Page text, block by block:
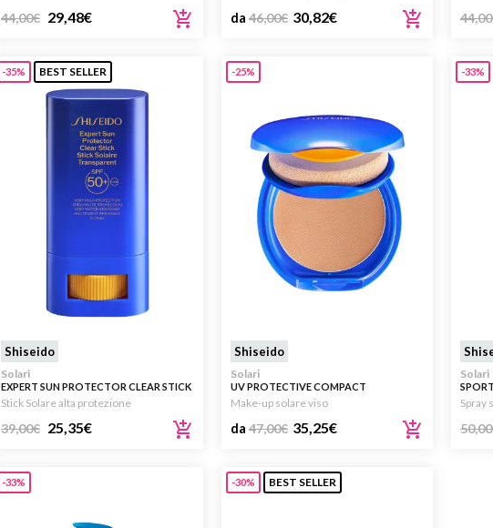
44,00€ 29,48€ da 46,00€ 30,82€ 44,00
-35% BEST SELLER
Shiseido
Solari
EXPERT SUN PROTECTOR CLEAR STICK
SPF50+
Stick Solare alta protezione
39,00€ 25,35€
-25%
Shiseido
Solari
UV PROTECTIVE COMPACT
FOUNDATION SPF30
Make-up solare viso
da 47,00€ 35,25€
-33%
Solari
Spray
50,00
-33% -30% BEST SELLER